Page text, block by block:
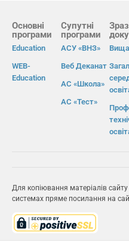
Основні
програми
Education
WEB-
Education
Супутні
програми
АСУ «ВНЗ»
Веб Деканат
АС «Школа»
АС «Тест»
Вища
Для копіювання матеріалів
системах пряме посилання на